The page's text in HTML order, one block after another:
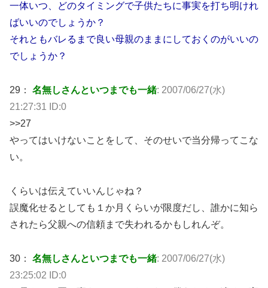
一体いつ、どのタイミングで子供たちに事実を打ち明けれ
ばいいのでしょうか？
それともバレるまで良い母親のままにしておくのがいいの
でしょうか？
29： 名無しさんといつまでも一緒: 2007/06/27(水)
21:27:31 ID:0
>>27
やってはいけないことをして、そのせいで当分帰ってこな
い。
くらいは伝えていいんじゃね？
誤魔化せるとしても１か月くらいが限度だし、誰かに知ら
されたら父親への信頼まで失われるかもしれんぞ。
30： 名無しさんといつまでも一緒: 2007/06/27(水)
23:25:02 ID:0